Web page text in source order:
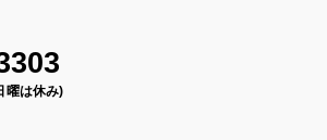
曜は休み)